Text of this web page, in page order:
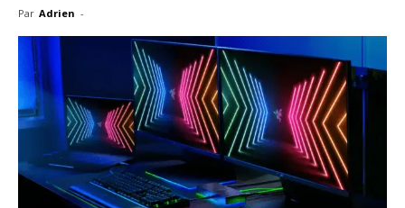
Par Adrien -